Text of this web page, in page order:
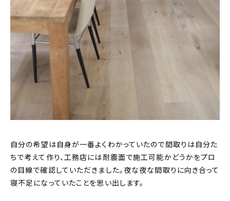
自分の希望は自身が一番よくわかっていたので間取りは自分た
ちで考えて作り、工務店には耐震面で施工可能かどうかをプロ
の目線で確認していただきました。夜な夜な間取りに向き合って
寝不足になっていたことを思い出します。